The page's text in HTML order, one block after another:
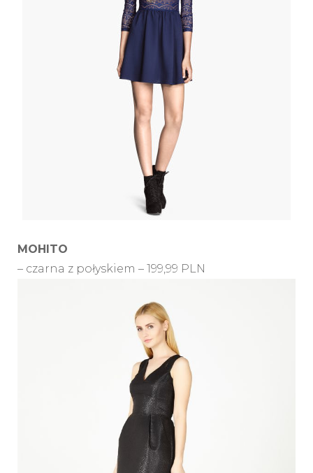
MOHITO
– czarna z połyskiem – 199,99 PLN